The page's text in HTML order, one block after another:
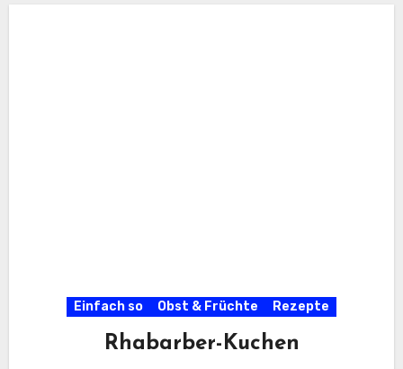
Einfach so Obst & Früchte Rezepte
Rhabarber-Kuchen